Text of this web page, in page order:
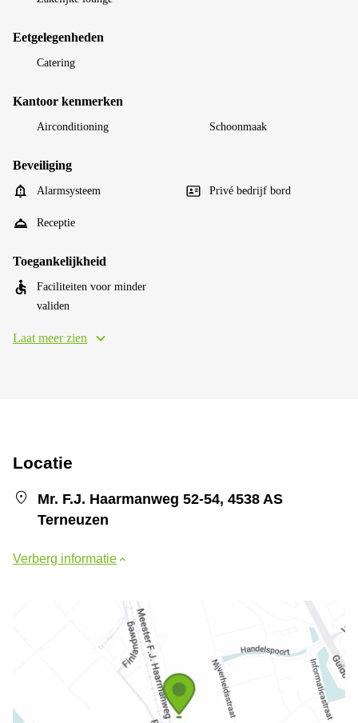
Eetgelegenheden
Catering
Kantoor kenmerken
Airconditioning Schoonmaak
Beveiliging
Alarmsysteem Privé bedrijf bord
Receptie
Toegankelijkheid
Faciliteiten voor minder
validen
Laat meer zien
Locatie
Mr. F.J. Haarmanweg 52-54, 4538 AS
Terneuzen
Verberg informatie